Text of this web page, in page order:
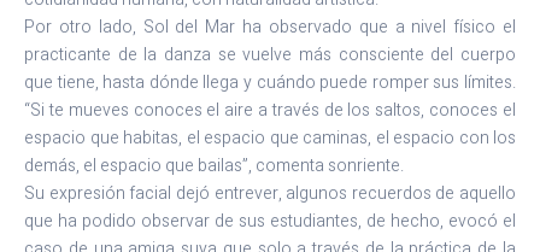
Por otro lado, Sol del Mar ha observado que a nivel físico el
practicante de la danza se vuelve más consciente del cuerpo
que tiene, hasta dónde llega y cuándo puede romper sus límites.
“Si te mueves conoces el aire a través de los saltos, conoces el
espacio que habitas, el espacio que caminas, el espacio con los
demás, el espacio que bailas”, comenta sonriente.
Su expresión facial dejó entrever, algunos recuerdos de aquello
que ha podido observar de sus estudiantes, de hecho, evocó el